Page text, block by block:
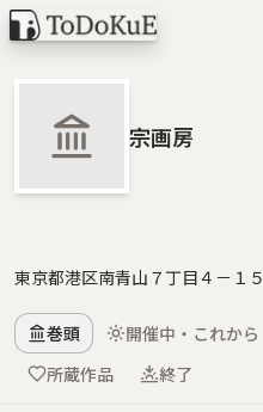
宗画房
東京都港区南青山７丁目４－１５
巻頭 開催中・これから
所蔵作品
終了